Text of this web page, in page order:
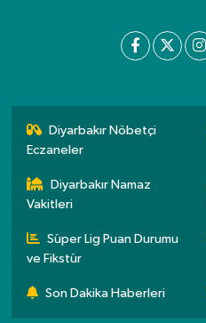
Diyarbakır Nöbetçi
Eczaneler
Diyarbakır Namaz
Vakitleri
Süper Lig Puan Durumu
ve Fikstür
Son Dakika Haberleri